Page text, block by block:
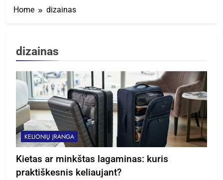
Home dizainas
dizainas
KELIONIŲ ĮRANGA
Kietas ar minkštas lagaminas: kuris
praktiškesnis keliaujant?